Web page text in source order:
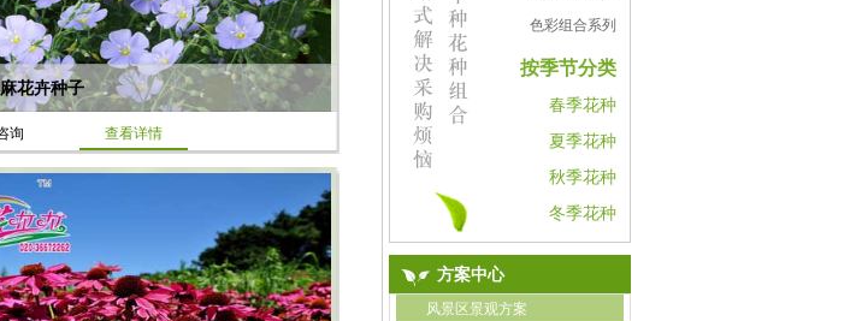
花卉种子
询 查看详情
色彩组合系列
按季节分类
春季花种
夏季花种
秋季花种
冬季花种
方案中心
风景区景观方案